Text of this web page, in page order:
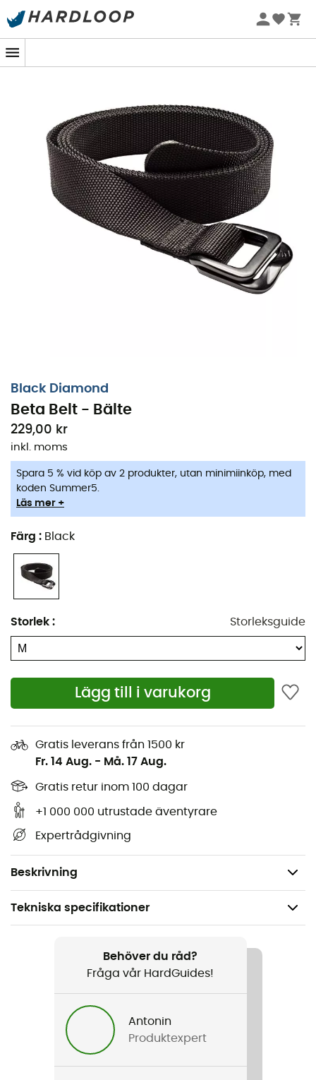
Sommarerbjudanden 🔥 -5 % EXTRA vid köp av 2 produkter*
Black Diamond
Beta Belt - Bälte
229,00 kr
inkl. moms
Spara 5 % vid köp av 2 produkter, utan minimiinköp, med
koden Summer5.
Läs mer +
Färg : Black
Storlek : Storleksguide
Lägg till i varukorg
Gratis leverans från 1500 kr
Fr. 14 Aug. - Må. 17 Aug.
Gratis retur inom 100 dagar
+1 000 000 utrustade äventyrare
Expertrådgivning
Beskrivning
Inspirerad avBlack Diamond
tillverkad av ett robust band och har ett effektivt
justerbart spänne smitt i aluminium.
Tekniska specifikationer
Vandring / Klättring / Vandring
Produktnamn
Behöver du råd?
Fråga vår HardGuides!
Antonin
Produktexpert